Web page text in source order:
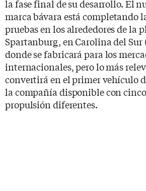
la fase final de su desarrollo. El
marca bávara está completando
pruebas en los alrededores de la
Spartanburg, en Carolina del Sur
donde se fabricará para los
internacionales, pero lo más
convertirá en el primer vehículo
la compañía disponible con
propulsión diferentes.